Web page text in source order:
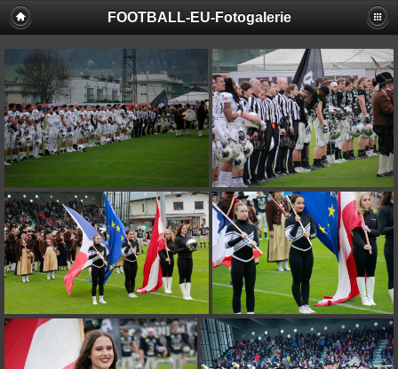
FOOTBALL-EU-Fotogalerie